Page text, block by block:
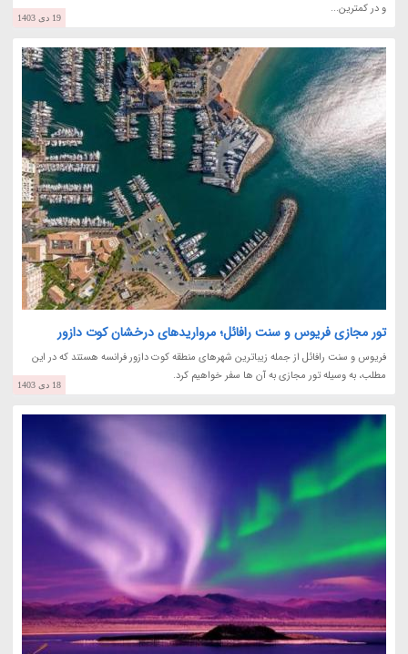
و در کمترین...
19 دی 1403
تور مجازی فریوس و سنت رافائل؛ مرواریدهای درخشان کوت دازور
فریوس و سنت رافائل از جمله زیباترین شهرهای منطقه کوت دازور فرانسه هستند که در این
مطلب، به وسیله تور مجازی به آن ها سفر خواهیم کرد.
18 دی 1403